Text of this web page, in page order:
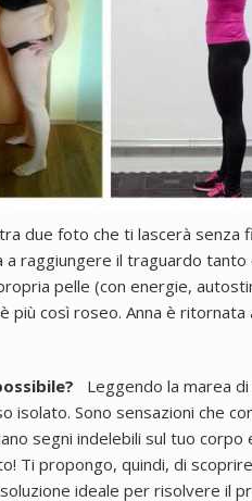
due foto che ti lascerà senza
a raggiungere il traguardo
pelle (con energie,
più così roseo. Anna è ritornata
Leggendo la marea
isolato. Sono sensazioni che
segni indelebili sul tuo corpo
Ti propongo, quindi, di
ideale per risolvere il